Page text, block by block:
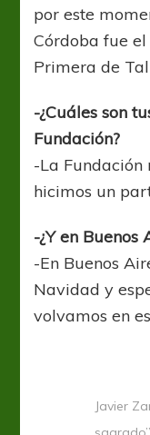
por este
Córdoba fue
Primera de
-¿Cuáles son
Fundación?
-La Fundación
hicimos un
-¿Y en Buenos
-En Buenos
Navidad y
volvamos en
Javier